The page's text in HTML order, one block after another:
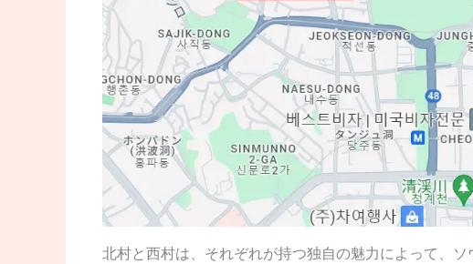
北村と西村は、それぞれが持つ独自の魅力によって、